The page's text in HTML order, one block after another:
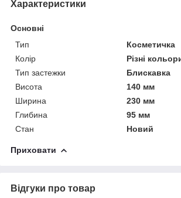
Характеристики
Основні
Тип
Косметичка
Колір
Різні
Тип застежки
Блискавка
Висота
140 мм
Ширина
230 мм
Глибина
95 мм
Стан
Новий
Приховати
Відгуки про товар